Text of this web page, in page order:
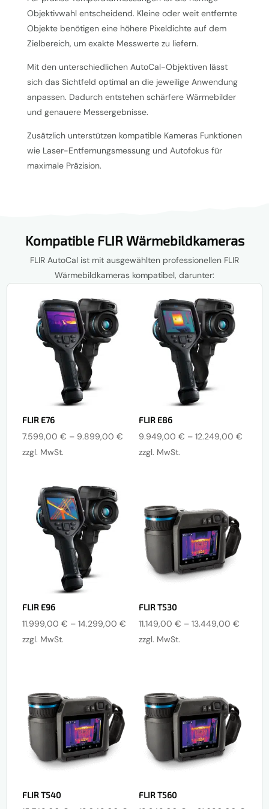
Objektivwahl entscheidend. Kleine oder weit entfernte
Objekte benötigen eine höhere Pixeldichte auf dem
Zielbereich, um exakte Messwerte zu liefern.
Mit den unterschiedlichen AutoCal-Objektiven lässt
sich das Sichtfeld optimal an die jeweilige Anwendung
anpassen. Dadurch entstehen schärfere Wärmebilder
und genauere Messergebnisse.
Zusätzlich unterstützen kompatible Kameras Funktionen
wie Laser-Entfernungsmessung und Autofokus für
maximale Präzision.
Kompatible FLIR Wärmebildkameras
FLIR AutoCal ist mit ausgewählten professionellen FLIR
Wärmebildkameras kompatibel, darunter:
FLIR E76
7.599,00€ – 9.899,00€ Preisspanne:
7.599,00 €
zzgl. MwSt.
FLIR E86
9.949,00€ –12.249,00€
zzgl. MwSt.
FLIR E96
11.999,00€ –14.299,00€ Preisspanne:
11.999,00 €
zzgl. MwSt.
FLIR T530
11.149,00€ –13.449,00€
zzgl. MwSt.
FLIR T540 FLIR T560